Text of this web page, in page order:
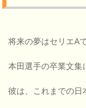
将来の夢はセリエA
本田選手の卒業文集
彼は、これまでの日